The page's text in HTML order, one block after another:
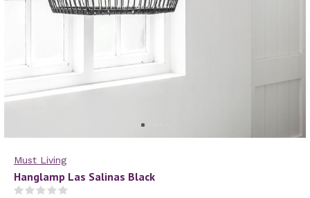
Must Living
Hanglamp Las Salinas Black